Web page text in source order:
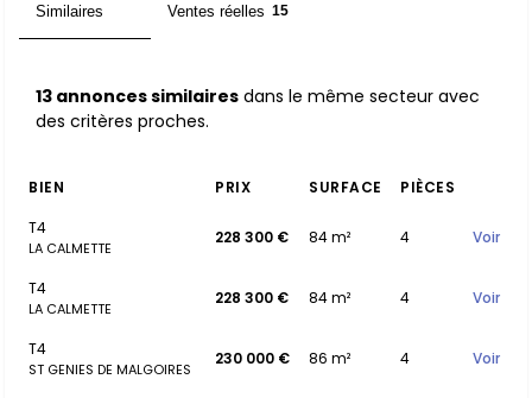
Similaires Ventes réelles 15
13 annonces similaires dans le même secteur avec
des critères proches.
BIEN PRIX SURFACE
PIÈCES
T4
LA CALMETTE
228 300 € 84 m² 4 Voir
T4
LA CALMETTE
228 300 € 84 m² 4 Voir
T4
ST GENIES DE MALGOIRES
230 000 € 86 m² 4 Voir